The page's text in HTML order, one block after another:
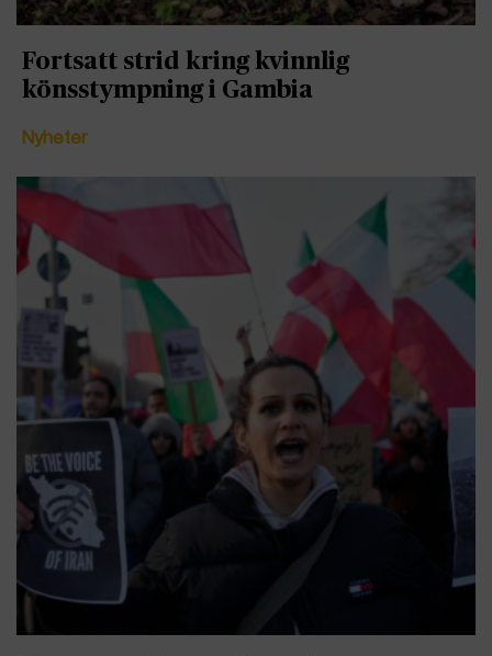
Fortsatt strid kring kvinnlig
könsstympning i Gambia
Nyheter